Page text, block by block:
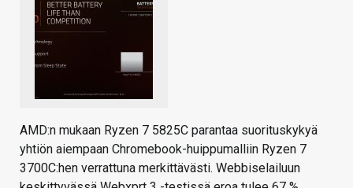
AMD:n mukaan Ryzen 7 5825C parantaa suorituskykyä
yhtiön aiempaan Chromebook-huippumalliin Ryzen 7
3700C:hen verrattuna merkittävästi. Webbiselailuun